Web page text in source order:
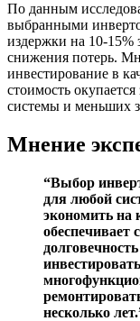
По данным
выбранными
издержки на 10-15%
снижения потерь.
инвестирование в
стоимость
системы и меньших
Мнение
“Выбор
для любой
экономить на
обеспечивает
несколько